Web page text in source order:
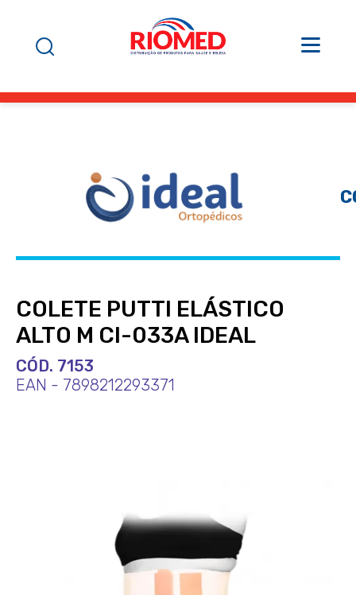
COLETE PUTTI ELÁSTICO
ALTO M CI-033A IDEAL
CÓD. 7153
EAN - 7898212293371